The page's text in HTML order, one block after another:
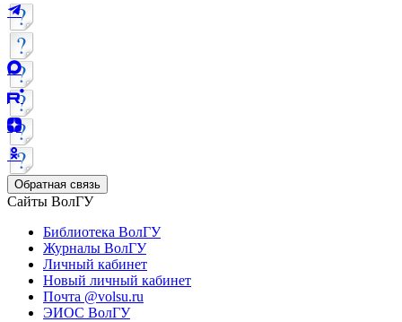
Обратная связь
Сайты ВолГУ
Библиотека ВолГУ
Журналы ВолГУ
Личный кабинет
Новый личный кабинет
Почта @volsu.ru
ЭИОС ВолГУ